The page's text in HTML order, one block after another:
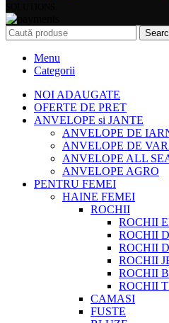
Menu
Categorii
NOI ADAUGATE
OFERTE DE PRET
ANVELOPE si JANTE
ANVELOPE DE
ANVELOPE DE
ANVELOPE ALL
ANVELOPE AGRO
PENTRU FEMEI
HAINE FEMEI
ROCHII
ROCHII
ROCHII
ROCHII
ROCHII
ROCHII
ROCHII
CAMASI
FUSTE